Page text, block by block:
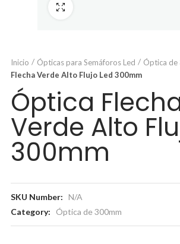
Inicio Ópticas para Semáforos Led Óptica de
Flecha Verde Alto Flujo Led 300mm
Óptica
Verde Alto
300mm
SKU Number: N/A
Category:
Óptica de 300mm